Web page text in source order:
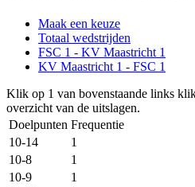
Maak een keuze
Totaal wedstrijden
FSC 1 - KV Maastricht 1
KV Maastricht 1 - FSC 1
Klik op 1 van bovenstaande links
overzicht van de uitslagen.
Doelpunten Frequentie
10-14
1
10-8
1
10-9
1